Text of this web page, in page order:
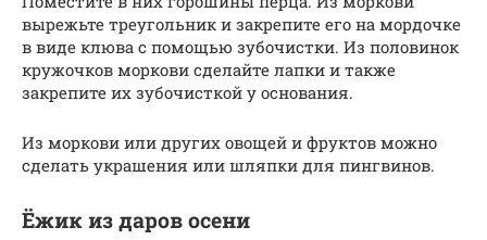
вырежьте треугольник и закрепите его на мордочке
в виде клюва с помощью зубочистки. Из половинок
кружочков моркови сделайте лапки и также
закрепите их зубочисткой у основания.
Из моркови или других овощей и фруктов можно
сделать украшения или шляпки для пингвинов.
Ёжик из даров осени